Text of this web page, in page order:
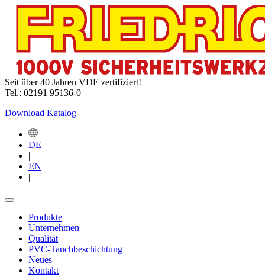
Seit über 40 Jahren VDE zertifiziert!
Tel.: 02191 95136-0
Download Katalog
DE
|
EN
|
Produkte
Unternehmen
Qualität
PVC-Tauchbeschichtung
Neues
Kontakt